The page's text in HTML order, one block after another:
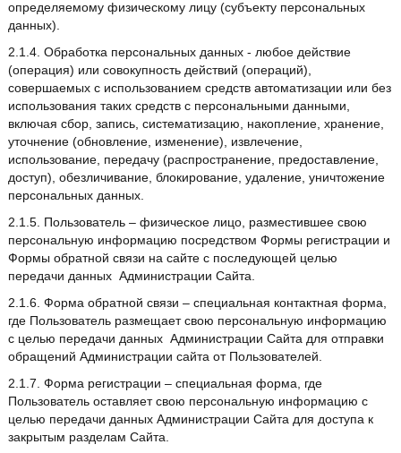
определяемому физическому лицу (субъекту персональных
данных).
2.1.4. Обработка персональных данных - любое действие
(операция) или совокупность действий (операций),
совершаемых с использованием средств автоматизации или без
использования таких средств с персональными данными,
включая сбор, запись, систематизацию, накопление, хранение,
уточнение (обновление, изменение), извлечение,
использование, передачу (распространение, предоставление,
доступ), обезличивание, блокирование, удаление, уничтожение
персональных данных.
2.1.5. Пользователь – физическое лицо, разместившее свою
персональную информацию посредством Формы регистрации и
Формы обратной связи на сайте с последующей целью
передачи данных Администрации Сайта.
2.1.6. Форма обратной связи – специальная контактная форма,
где Пользователь размещает свою персональную информацию
с целью передачи данных Администрации Сайта для отправки
обращений Администрации сайта от Пользователей.
2.1.7. Форма регистрации – специальная форма, где
Пользователь оставляет свою персональную информацию с
целью передачи данных Администрации Сайта для доступа к
закрытым разделам Сайта.